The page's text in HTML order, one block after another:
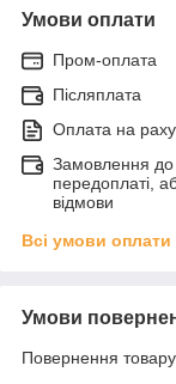
Умови оплати
Пром-оплата
Післяплата
Оплата на
Замовлення
передоплаті,
відмови
Всі умови оплати
Умови
Повернення